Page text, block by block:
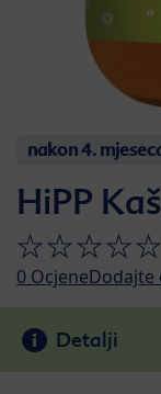
nakon 4.
HiPP
0 OcjeneDodajte
Detalji